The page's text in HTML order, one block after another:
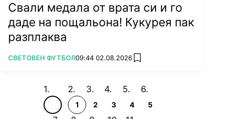
Свали медала от врата си и го
даде на пощальона! Кукурея пак
разплаква
ПОВЕЧЕ ОТ
СВЕТОВЕН ФУТБОЛ09:44 02.08.2026 add favorites
1 2 3 4 5